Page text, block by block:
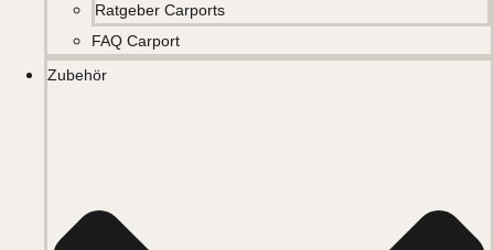
Ratgeber Carports
FAQ Carport
Zubehör